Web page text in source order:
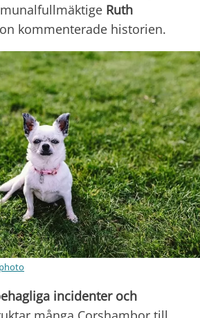
Ruth
kommenterade historien.
incidenter och